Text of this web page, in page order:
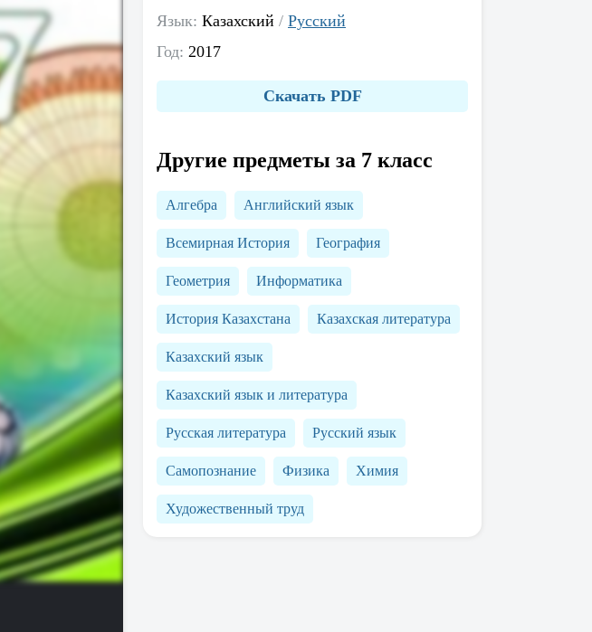
Язык: Казахский / Русский
Год: 2017
Скачать PDF
Другие предметы за 7 класс
Алгебра Английский язык
Всемирная История География
Геометрия Информатика
История Казахстана Казахская литература
Казахский язык
Казахский язык и литература
Русская литература Русский язык
Самопознание Физика Химия
Художественный труд